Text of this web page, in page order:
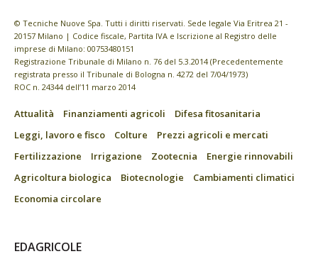
© Tecniche Nuove Spa. Tutti i diritti riservati. Sede legale Via Eritrea 21 -
20157 Milano | Codice fiscale, Partita IVA e Iscrizione al Registro delle
imprese di Milano: 00753480151
Registrazione Tribunale di Milano n. 76 del 5.3.2014 (Precedentemente
registrata presso il Tribunale di Bologna n. 4272 del 7/04/1973)
ROC n. 24344 dell’11 marzo 2014
Attualità Finanziamenti agricoli
Difesa fitosanitaria
Leggi, lavoro e fisco
Colture
Prezzi agricoli e mercati
Fertilizzazione
Irrigazione Zootecnia
Energie rinnovabili
Agricoltura biologica
Biotecnologie
Cambiamenti climatici
Economia circolare
EDAGRICOLE